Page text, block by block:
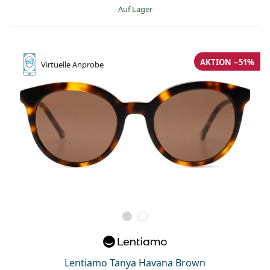
auf Lager
VirtuelleAnprobe
Lentiamo Tanya Havana Brown
AKTION −51%